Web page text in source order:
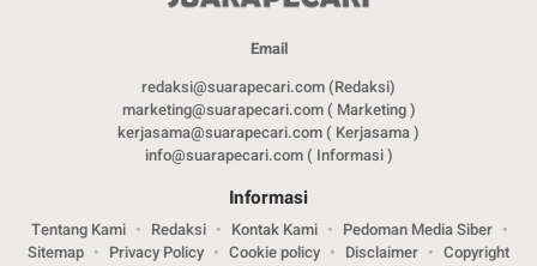
Email
redaksi@suarapecari.com (Redaksi)
marketing@suarapecari.com ( Marketing )
kerjasama@suarapecari.com ( Kerjasama )
info@suarapecari.com ( Informasi )
Informasi
Tentang Kami Redaksi Kontak Kami
Pedoman Media Siber
Sitemap
Privacy Policy Cookie policy Disclaimer Copyright